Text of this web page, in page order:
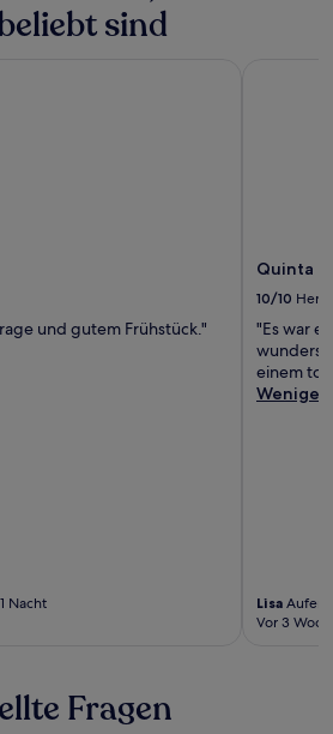
sind
und gutem Frühstück."
Nacht
Quinta
10/10
"Es war
einem
Weniger
Lisa
Vor 3
Fragen